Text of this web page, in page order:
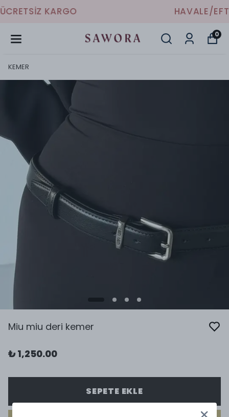
HAVALE/EFT İLE %10 İNDİRİM
0
KEMER
Miu miu deri kemer
₺ 1,250.00
SEPETE EKLE